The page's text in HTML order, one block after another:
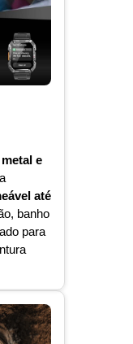
e
até
banho
para